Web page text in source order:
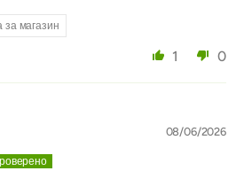
за магазин
1 0
08/06/2026